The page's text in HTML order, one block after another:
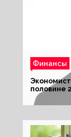
Финансы
половине